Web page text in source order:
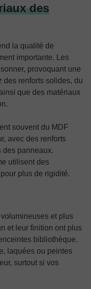
des
la qualité de
importante. Les
provoquant une
renforts solides, du
que des matériaux
souvent du MDF
avec des renforts
des panneaux.
utilisent des
plus de rigidité.
et plus
et leur finition ont plus
bibliothèque.
laquées ou peintes
surtout si vos